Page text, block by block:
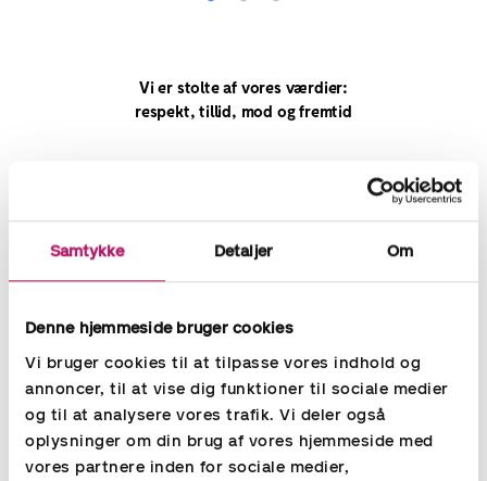
Samtykke Detaljer Om
Denne hjemmeside bruger cookies
Vi bruger cookies til at tilpasse vores indhold og
annoncer, til at vise dig funktioner til sociale medier
og til at analysere vores trafik. Vi deler også
oplysninger om din brug af vores hjemmeside med
vores partnere inden for sociale medier,
Vi er stolte af vores værdier:
respekt, tillid, mod og fremtid